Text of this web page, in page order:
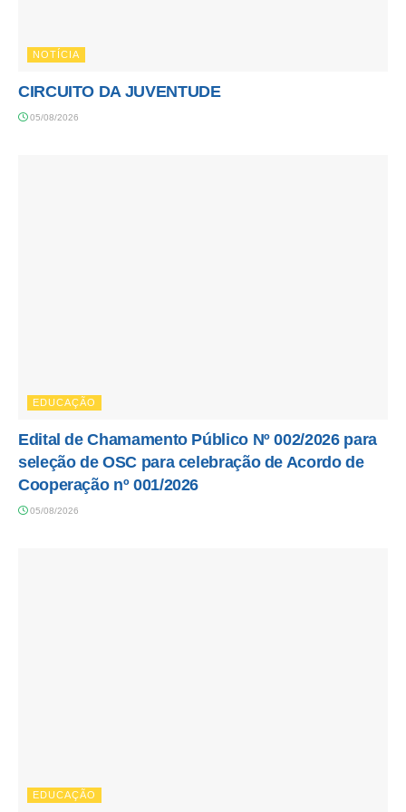
NOTÍCIA
CIRCUITO DA JUVENTUDE
05/08/2026
EDUCAÇÃO
Edital de Chamamento Público Nº 002/2026 para
seleção de OSC para celebração de Acordo de
Cooperação nº 001/2026
05/08/2026
EDUCAÇÃO